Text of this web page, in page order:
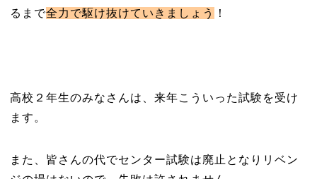
るまで全力で駆け抜けていきましょう ！
高校２年生のみなさんは、来年こういった試験を受け
ます。
また、皆さんの代でセンター試験は廃止となりリベン